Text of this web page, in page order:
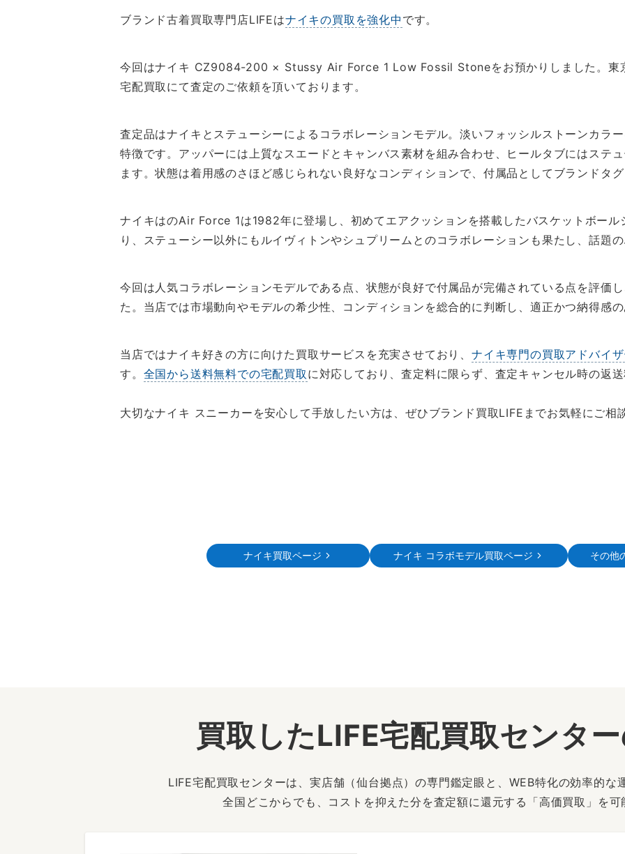
ブランド古着買取専門店LIFEはナイキの買取を強化中 です。
今回はナイキ CZ9084-200 × Stussy Air Force 1 Low Fossil Stoneをお預かりしました。東
宅配買取にて査定のご依頼を頂いております。
査定品はナイキとステューシーによるコラボレーションモデル。淡いフォッシルストーンカラ
特徴です。アッパーには上質なスエードとキャンバス素材を組み合わせ、ヒールタブにはステ
ます。状態は着用感のさほど感じられない良好なコンディションで、付属品としてブランドタ
ナイキはのAir Force 1は1982年に登場し、初めてエアクッションを搭載したバスケットボー
り、ステューシー以外にもルイヴィトンやシュプリームとのコラボレーションも果たし、話題
今回は人気コラボレーションモデルである点、状態が良好で付属品が完備されている点を評価
た。当店では市場動向やモデルの希少性、コンディションを総合的に判断し、適正かつ納得感
当店ではナイキ好きの方に向けた買取サービスを充実させており、 ナイキ専門の買取アドバイ
す。 全国から送料無料での宅配買取 に対応しており、査定料に限らず、査定キャンセル時の返
大切なナイキ スニーカーを安心して手放したい方は、ぜひブランド買取LIFEまでお気軽にご相
ナイキ買取ページ ナイキ コラボモデル買取ページ その他
買取したLIFE宅配買取センタ
LIFE宅配買取センターは、実店舗（仙台拠点）の専門鑑定眼と、WEB特化の効率的な
全国どこからでも、コストを抑えた分を査定額に還元する「高価買取」を